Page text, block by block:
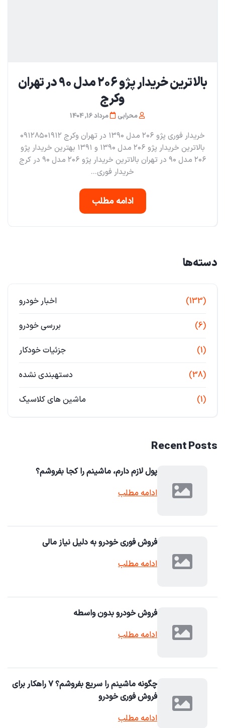
بالاترین خریدار پژو ۲۰۶ مدل ۹۰ در تهران
و‌کرج
محرابی مرداد 16, 1404
خریدار فوری پژو ۲۰۶ مدل ۱۳۹۰ در تهران و‌کرج ۰۹۱۲۸۵۰۱۹۱۲
بالاترین خریدار پژو ۲۰۶ مدل ۱۳۹۰ و ۱۳۹۱ بهترین خریدار پژو
۲۰۶ مدل ۹۰ در تهران بالاترین خریدار پژو ۲۰۶ مدل ۹۰ در کرج
خریدار فوری...
ادامه مطلب
دسته‌ها
اخبار خودرو (133)
بررسی خودرو (6)
جزئیات خودکار (1)
دستهبندی نشده (38)
ماشین های کلاسیک (1)
Recent Posts
پول لازم دارم، ماشینم را کجا بفروشم؟
ادامه مطلب
فروش فوری خودرو به دلیل نیاز مالی
ادامه مطلب
فروش خودرو بدون واسطه
ادامه مطلب
چگونه ماشینم را سریع بفروشم؟ ۷ راهکار برای
فروش فوری خودرو
ادامه مطلب